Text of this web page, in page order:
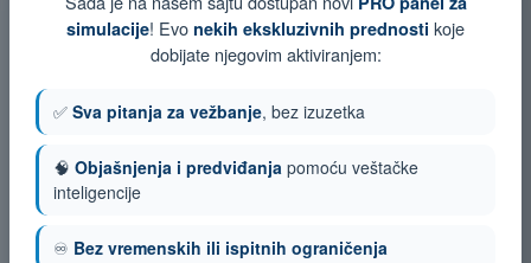
simulacije! Evo nekih ekskluzivnih prednosti koje
dobijate njegovim aktiviranjem:
✅ Sva pitanja za vežbanje, bez izuzetka
🧠 Objašnjenja i predviđanja pomoću veštačke
inteligencije
♾️ Bez vremenskih ili ispitnih ograničenja